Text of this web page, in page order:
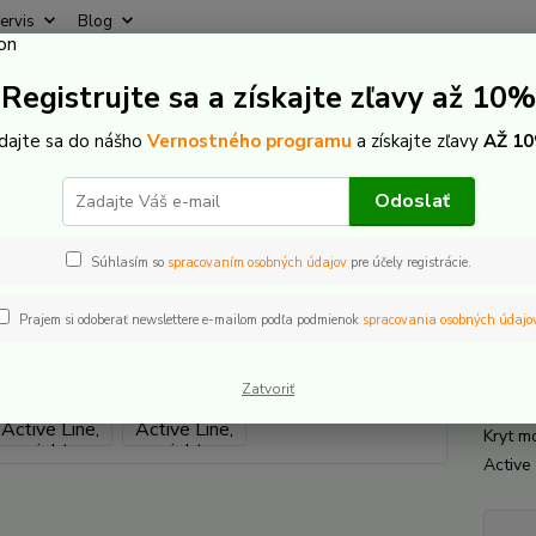
Blog
Hľadať
E-Bike komponenty Náhradné diely motor Bosch Bosch Design
Design cover Active Line,
Kryt
Active
Registrujte sa a získajte zľavy až 10%
sa do nášho Vernostného programu a získajte zľavy AŽ
Odoslať
Súhlasím so spracovaním osobných údajovpre účely registrácie.
Prajem si odoberať newslettere e-mailom podľa podmienok spracovania osobných
Zatvoriť